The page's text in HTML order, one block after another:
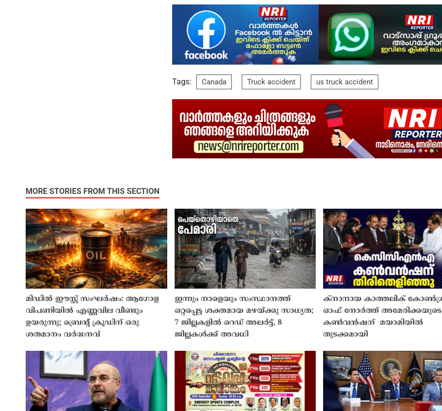
Tags: Canada Truck accident us truck accident
MORE STORIES FROM THIS SECTION
മിഡിൽ ഈസ്റ്റ് സംഘർഷം: ആഗോള
വിപണിയിൽ എണ്ണവില വീണ്ടും
ഉയരുന്നു; ബ്രെൻ്റ് ക്രൂഡിന് ഒരു
ശതമാനം വർദ്ധനവ്
ഇന്നും നാളെയും സംസ്ഥാനത്ത്
ഒറ്റപ്പെട്ട ശക്തമായ മഴയ്ക്കു സാധ്യത;
7 ജില്ലകളിൽ റെഡ് അലർട്ട്, 8
ജില്ലകൾക്ക് അവധി
ക്നാനായ കാത്തലിക്
ഓഫ് നോർത്ത് അമേരിക്കയുടെ
കൺവൻഷന് മയാമിയിൽ
തുടക്കമായി